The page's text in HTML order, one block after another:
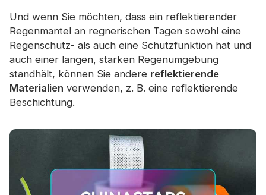
Und wenn Sie möchten, dass ein reflektierender
Regenmantel an regnerischen Tagen sowohl eine
Regenschutz- als auch eine Schutzfunktion hat und
auch einer langen, starken Regenumgebung
standhält, können Sie andere reflektierende
Materialien verwenden, z. B. eine reflektierende
Beschichtung.